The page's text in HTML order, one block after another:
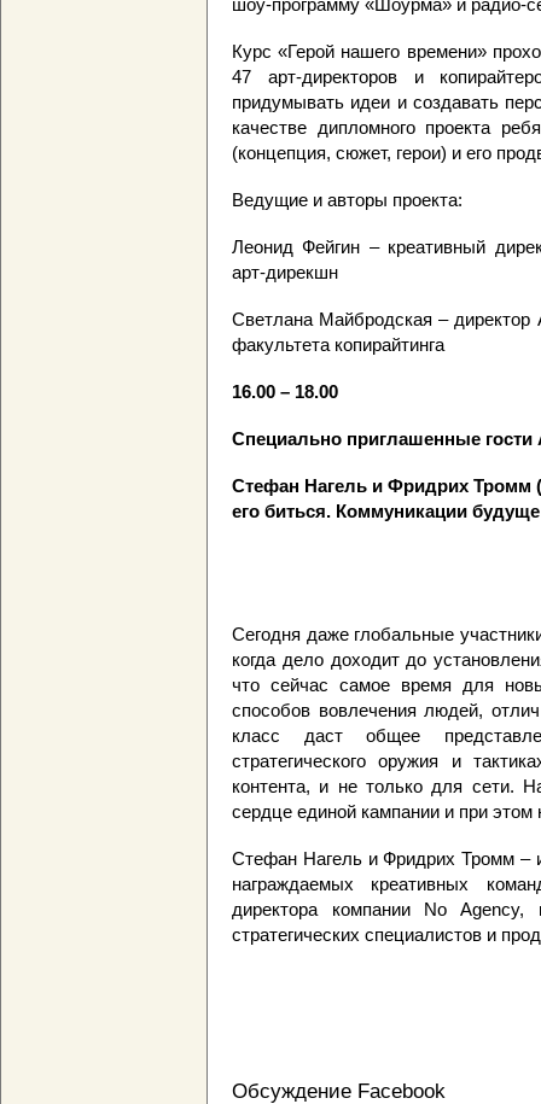
шоу-программу «Шоурма» и радио-
Курс «Герой нашего времени»
47 арт-директоров и
придумывать идеи и создавать
качестве дипломного проекта
(концепция, сюжет, герои) и его
Ведущие и авторы проекта:
Леонид Фейгин – креативный
арт-дирекшн
Светлана Майбродская – директор
факультета копирайтинга
16.00 – 18.00
Специально приглашенные
Стефан Нагель и Фридрих Тромм
его биться. Коммуникации
Сегодня даже глобальные
когда дело доходит до
что сейчас самое время для
способов вовлечения людей,
класс даст общее
стратегического оружия и
контента, и не только для сети.
сердце единой кампании и при этом
Стефан Нагель и Фридрих Тромм –
награждаемых креативных
директора компании No Agency,
стратегических специалистов и
Обсуждение Facebook